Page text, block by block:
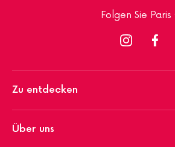
Folgen Sie
Zu entdecken
Über uns